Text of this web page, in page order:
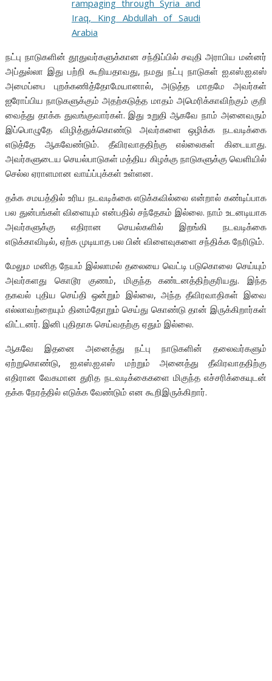
நட்பு நாடுகளின் தூதுவர்களுக்கான சந்திப்பில் சவுதி அராபிய மன்னர்
அப்துல்லா இது பற்றி கூறியதாவது, நமது நட்பு நாடுகள் ஐ.எஸ்.ஐ.எஸ்
அமைப்பை புறக்கணித்தோமேயானால், அடுத்த மாதமே அவர்கள்
ஐரோப்பிய நாடுகளுக்கும் அதற்கடுத்த மாதம் அமெரிக்காவிற்கும் குறி
வைத்து தாக்க துவங்குவார்கள். இது உறுதி ஆகவே நாம் அனைவரும்
இப்பொழுதே விழித்துக்கொண்டு அவர்களை ஒழிக்க நடவடிக்கை
எடுத்தே ஆகவேண்டும். தீவிரவாததிற்கு எல்லைகள் கிடையாது.
அவர்களுடைய செயல்பாடுகள் மத்திய கிழக்கு நாடுகளுக்கு வெளியில்
செல்ல ஏராளமான வாய்ப்புக்கள் உள்ளன.
தக்க சமயத்தில் உரிய நடவடிக்கை எடுக்கவில்லை என்றால் கண்டிப்பாக
பல துன்பங்கள் விளையும் என்பதில் சந்தேகம் இல்லை. நாம் உடனடியாக
அவர்களுக்கு எதிரான செயல்களில் இறங்கி நடவடிக்கை
எடுக்காவிடில், ஏற்க முடியாத பல பின் விளைவுகளை சந்திக்க நேரிடும்.
மேலும மனித நேயம் இல்லாமல் தலையை வெட்டி படுகொலை செய்யும்
அவர்களது கொடூர குணம், மிகுந்த கண்டனத்திற்குரியது. இந்த
தகவல் புதிய செய்தி ஒன்றும் இல்லை, அந்த தீவிரவாதிகள் இவை
எல்லாவற்றையும் தினம்தோறும் செய்து கொண்டு தான் இருக்கிறார்கள்
விட்டனர். இனி புதிதாக செய்வதற்கு ஏதும் இல்லை.
ஆகவே இதனை அனைத்து நட்பு நாடுகளின் தலைவர்களும்
ஏற்றுகொண்டு, ஐ.எஸ்.ஐ.எஸ் மற்றும் அனைத்து தீவிரவாததிற்கு
எதிரான வேகமான துரித நடவடிக்கைகளை மிகுந்த எச்சரிக்கையுடன்
தக்க நேரத்தில் எடுக்க வேண்டும் என கூறிஇருக்கிறார்.